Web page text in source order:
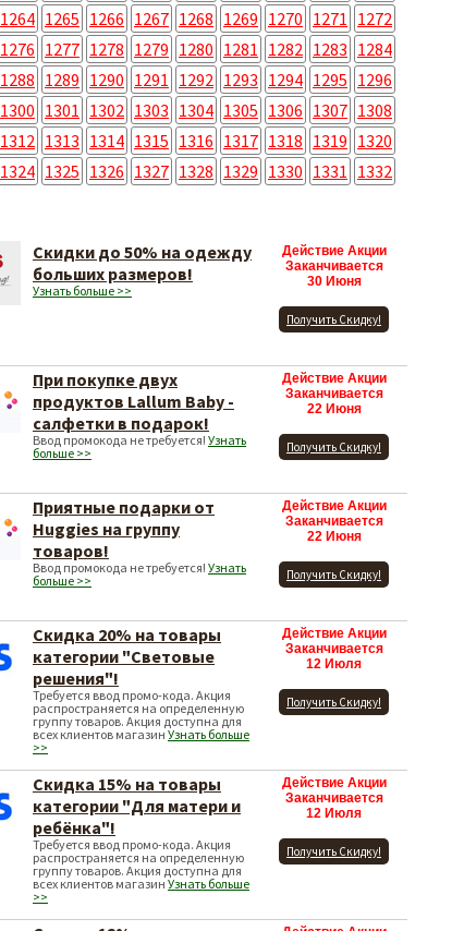
1264 1265 1266 1267 1268 1269 1270 1271 1272
1276 1277 1278 1279 1280 1281 1282 1283 1284
1288 1289 1290 1291 1292 1293 1294 1295 1296
1300 1301 1302 1303 1304 1305 1306 1307 1308
1312 1313 1314 1315 1316 1317 1318 1319 1320
1324 1325 1326 1327 1328 1329 1330 1331 1332
Скидки до 50% на одежду
больших размеров!
Узнать больше >>
Действие Акции
Заканчивается
30 Июня
Получить Скидку!
При покупке двух
продуктов Lallum Baby -
салфетки в подарок!
Ввод промокода не требуется! Узнать
больше >>
Действие Акции
Заканчивается
22 Июня
Получить Скидку!
Приятные подарки от
Huggies на группу
товаров!
Ввод промокода не требуется! Узнать
больше >>
Действие Акции
Заканчивается
22 Июня
Получить Скидку!
Скидка 20% на товары
категории "Световые
решения"!
Требуется ввод промо-кода. Акция
распространяется на определенную
группу товаров. Акция доступна для
всех клиентов магазин Узнать больше
>>
Действие Акции
Заканчивается
12 Июля
Получить Скидку!
Скидка 15% на товары
категории "Для матери и
ребёнка"!
Требуется ввод промо-кода. Акция
распространяется на определенную
группу товаров. Акция доступна для
всех клиентов магазин Узнать больше
>>
Действие Акции
Заканчивается
12 Июля
Получить Скидку!